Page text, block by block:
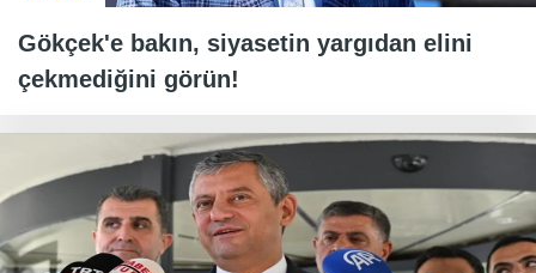
Gökçek'e bakın, siyasetin yargıdan elini
çekmediğini görün!